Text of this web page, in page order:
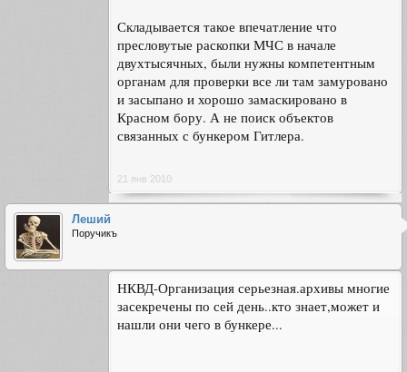
Складывается такое впечатление что
пресловутые раскопки МЧС в начале
двухтысячных, были нужны компетентным
органам для проверки все ли там замуровано
и засыпано и хорошо замаскировано в
Красном бору. А не поиск объектов
связанных с бункером Гитлера.
21 янв 2010
Леший
Поручикъ
НКВД-Организация серьезная.архивы многие
засекречены по сей день..кто знает,может и
нашли они чего в бункере...